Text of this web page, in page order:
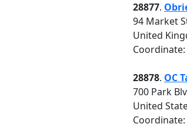
28877.
94 Market
United
Coordinate:
28878. OC
700 Park
United
Coordinate: